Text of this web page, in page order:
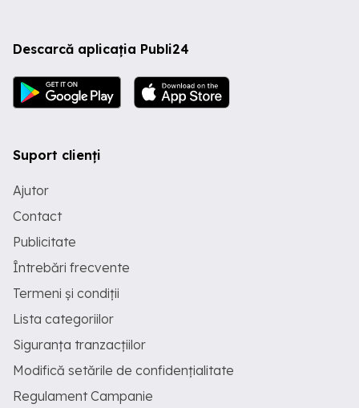
Descarcă aplicația Publi24
Suport clienți
Ajutor
Contact
Publicitate
Întrebări frecvente
Termeni și condiții
Lista categoriilor
Siguranța tranzacțiilor
Modifică setările de confidențialitate
Regulament Campanie